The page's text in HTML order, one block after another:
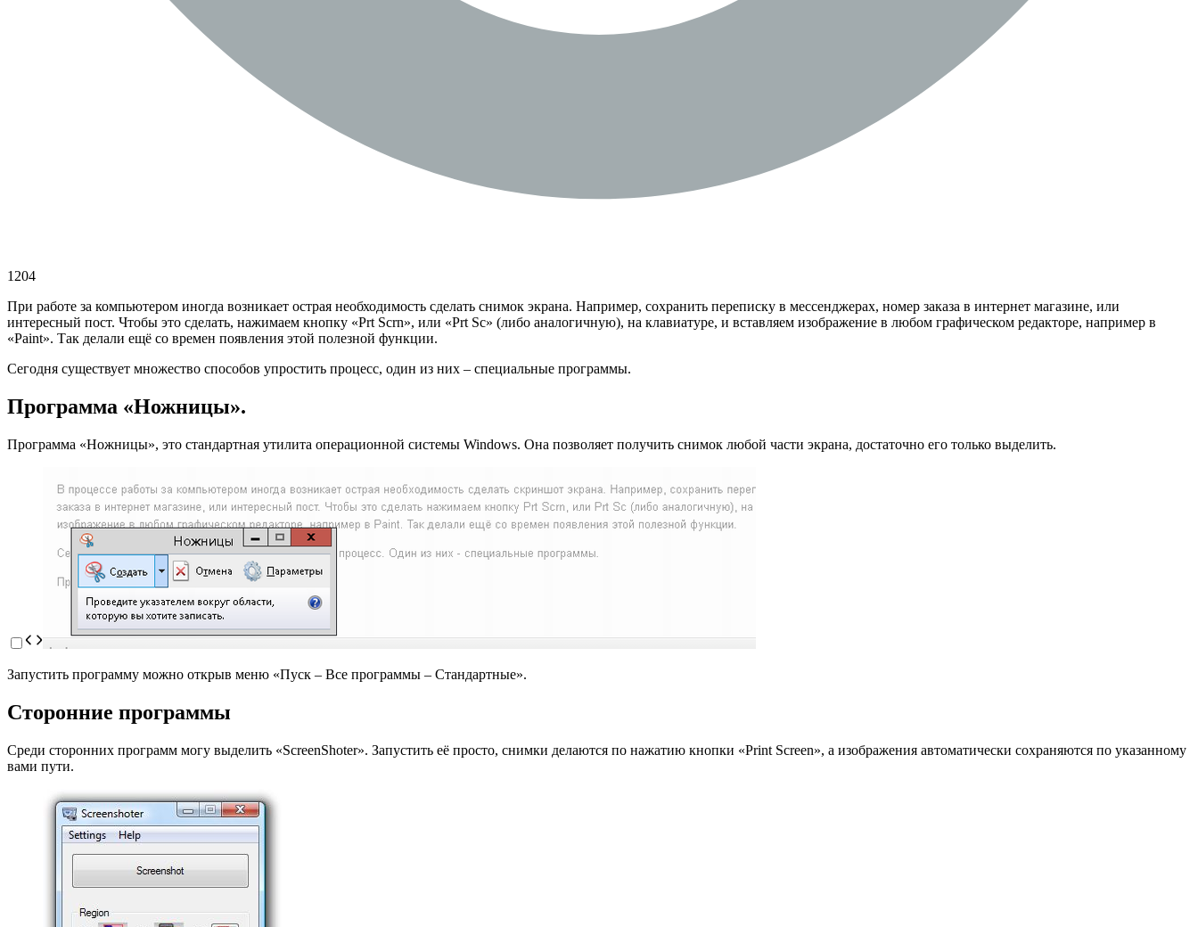
1204
При работе за компьютером иногда возникает острая необходимость сделать снимок экрана. Например, сохранить переписку в мессенджерах, номер заказа в интернет магазине, или
интересный пост. Чтобы это сделать, нажимаем кнопку «Prt Scrn», или «Prt Sc» (либо аналогичную), на клавиатуре, и вставляем изображение в любом графическом редакторе, например в
«Paint». Так делали ещё со времен появления этой полезной функции.
Сегодня существует множество способов упростить процесс, один из них – специальные программы.
Программа «Ножницы».
Программа «Ножницы», это стандартная утилита операционной системы Windows. Она позволяет получить снимок любой части экрана, достаточно его только выделить.
Запустить программу можно открыв меню «Пуск – Все программы – Стандартные».
Сторонние программы
Среди сторонних программ могу выделить «ScreenShoter». Запустить её просто, снимки делаются по нажатию кнопки «Print Screen», а изображения автоматически сохраняются по указанному
вами пути.